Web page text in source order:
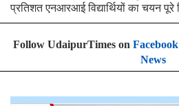
प्रतिशत एनआरआई विद्यार्थियों का चयन
Follow UdaipurTimes on Facebook
News